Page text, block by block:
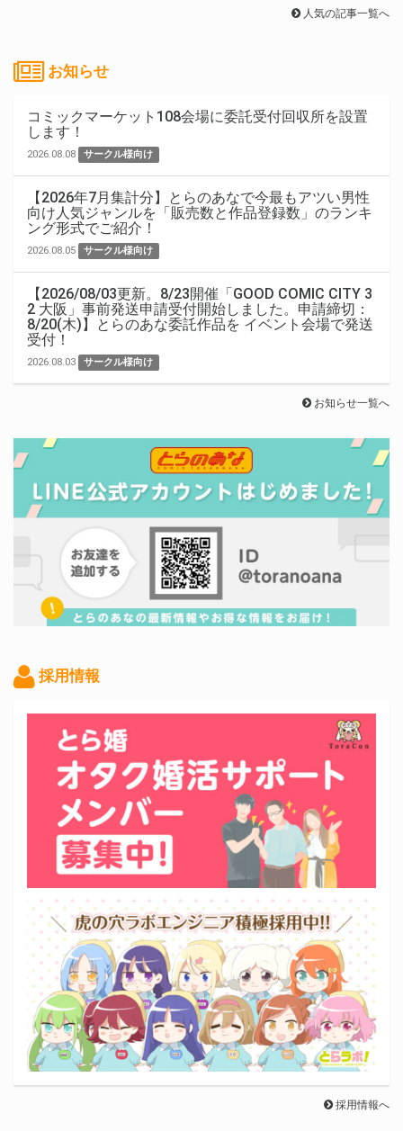
人気の記事一覧へ
お知らせ
コミックマーケット108会場に委託受付回収所を設置
します！
2026.08.08 サークル様向け
【2026年7月集計分】とらのあなで今最もアツい男性
向け人気ジャンルを「販売数と作品登録数」のランキ
ング形式でご紹介！
2026.08.05 サークル様向け
【2026/08/03更新。8/23開催「GOOD COMIC CITY 3
2 大阪」事前発送申請受付開始しました。申請締切：
8/20(木)】とらのあな委託作品を イベント会場で発送
受付！
2026.08.03 サークル様向け
お知らせ一覧へ
採用情報
採用情報へ